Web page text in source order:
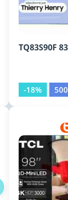
TQ83S90F
-18%